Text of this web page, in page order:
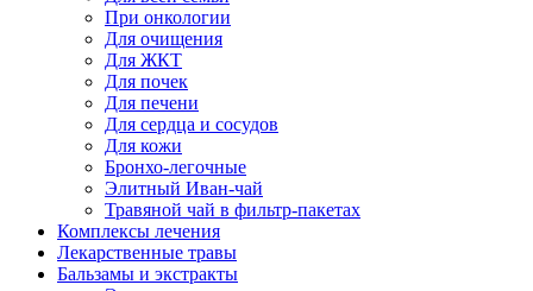
При онкологии
Для очищения
Для ЖКТ
Для почек
Для печени
Для сердца и сосудов
Для кожи
Бронхо-легочные
Элитный Иван-чай
Травяной чай в фильтр-пакетах
Комплексы лечения
Лекарственные травы
Бальзамы и экстракты